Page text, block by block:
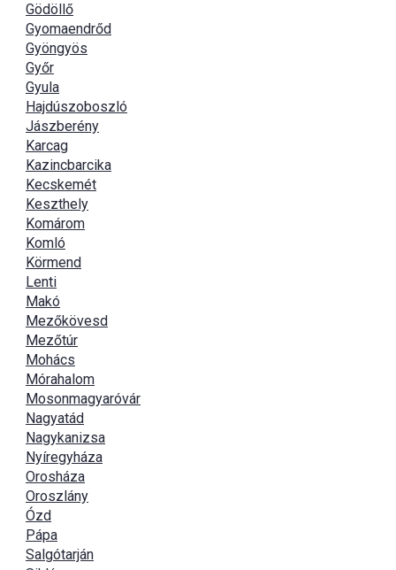
Gödöllő
Gyomaendrőd
Gyöngyös
Győr
Gyula
Hajdúszoboszló
Jászberény
Karcag
Kazincbarcika
Kecskemét
Keszthely
Komárom
Komló
Körmend
Lenti
Makó
Mezőkövesd
Mezőtúr
Mohács
Mórahalom
Mosonmagyaróvár
Nagyatád
Nagykanizsa
Nyíregyháza
Orosháza
Oroszlány
Ózd
Pápa
Salgótarján